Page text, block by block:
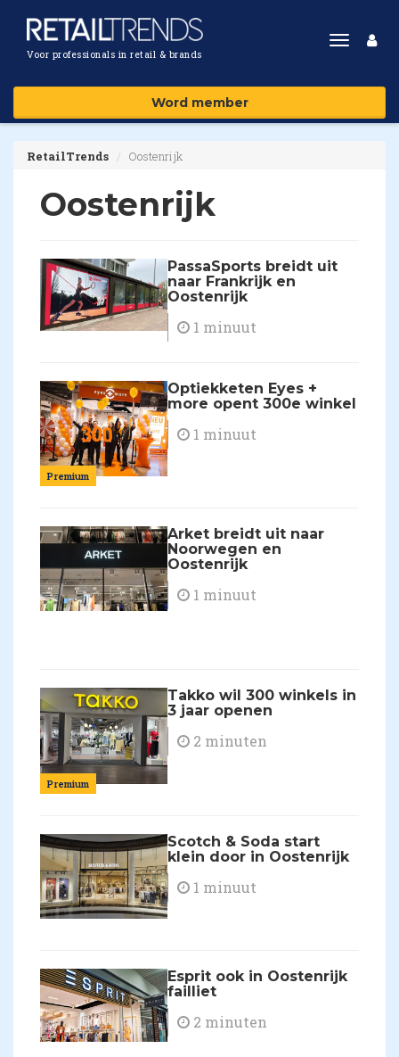
Voor professionals in retail & brands
Toggle
Word member
RetailTrends Oostenrijk
Oostenrijk
PassaSports breidt uit
naar Frankrijk en
Oostenrijk
1 minuut
Premium
Optiekketen Eyes +
more opent 300e winkel
1 minuut
Arket breidt uit naar
Noorwegen en
Oostenrijk
1 minuut
Premium
Takko wil 300 winkels in
3 jaar openen
2 minuten
Scotch & Soda start
klein door in Oostenrijk
1 minuut
Esprit ook in Oostenrijk
failliet
2 minuten